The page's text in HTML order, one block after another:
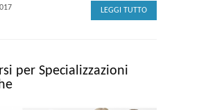
LEGGI TUTTO
per Specializzazioni